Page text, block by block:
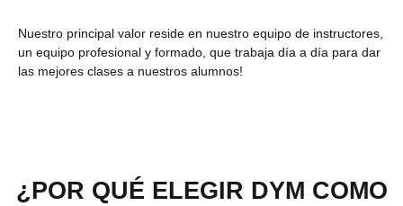
Nuestro principal valor reside en nuestro equipo de instructores,
un equipo profesional y formado, que trabaja día a día para dar
las mejores clases a nuestros alumnos!
¿POR QUÉ ELEGIR DYM COMO